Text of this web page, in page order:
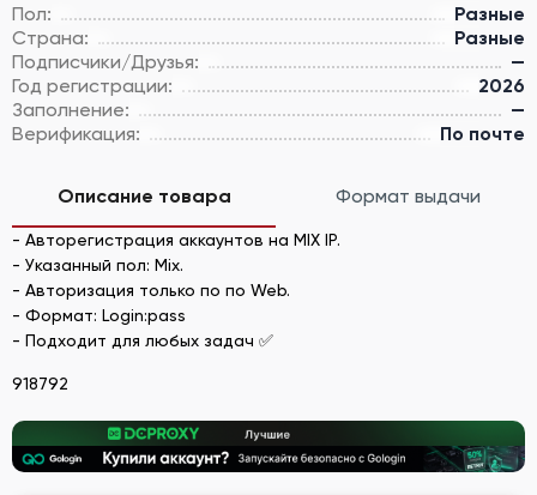
Пол:
Разные
Страна:
Разные
Подписчики/Друзья:
—
Год регистрации:
2026
Заполнение:
—
Верификация:
По почте
Описание товара Формат выдачи
- Авторегистрация аккаунтов на MIX IP.
- Указанный пол: Mix.
- Авторизация только по по Web.
- Формат: Login:pass
- Подходит для любых задач ✅
918792